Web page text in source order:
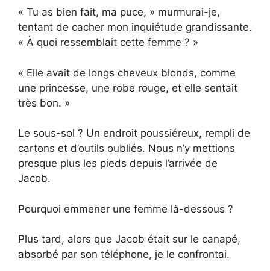
« Tu as bien fait, ma puce, » murmurai-je,
tentant de cacher mon inquiétude grandissante.
« À quoi ressemblait cette femme ? »
« Elle avait de longs cheveux blonds, comme
une princesse, une robe rouge, et elle sentait
très bon. »
Le sous-sol ? Un endroit poussiéreux, rempli de
cartons et d’outils oubliés. Nous n’y mettions
presque plus les pieds depuis l’arrivée de
Jacob.
Pourquoi emmener une femme là-dessous ?
Plus tard, alors que Jacob était sur le canapé,
absorbé par son téléphone, je le confrontai.